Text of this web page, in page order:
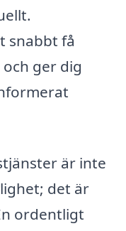
snabbt få
ger dig
är inte
det är
ordentligt